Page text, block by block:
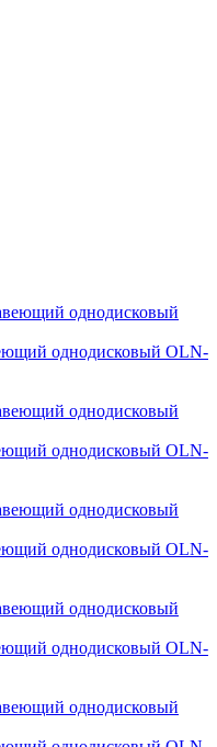
однодисковый OLN-
однодисковый OLN-
однодисковый OLN-
однодисковый OLN-